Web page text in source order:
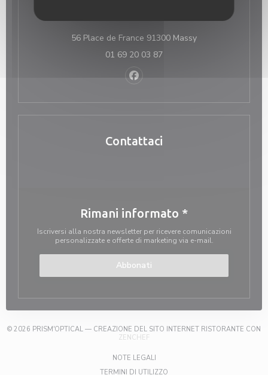
56 Place de France 91300 Massy((apre una nuova
01 69 20 03 87
Facebook ((apre una nuova
Contattaci
Rimani informato *
Iscriversi alla nostra newsletter per ricevere comunicazioni
personalizzate e offerte di marketing via e-mail.
Abbonati
© 2026 PRISM'OPTICAL — CREAZIONE DEL SITO INTERNET RISTORANTE CON
ZENCHEF
NOTE LEGALI((APRE UNA NUOVA FINESTRA))
TERMINI DI UTILIZZO